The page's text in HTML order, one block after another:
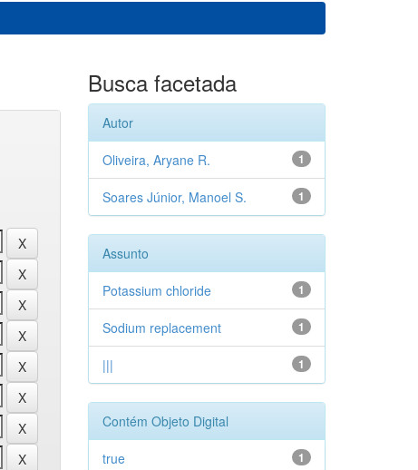
Busca facetada
Autor
1
Oliveira, Aryane R.
1
Soares Júnior, Manoel S.
Assunto
1
Potassium chloride
1
Sodium replacement
1
|||
Contém Objeto Digital
1
true